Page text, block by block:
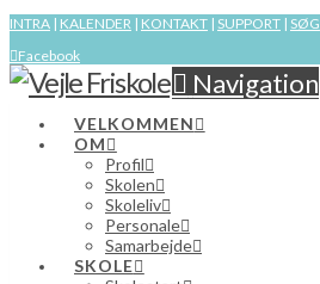
INTRA | KALENDER | KONTAKT | SUPPORT | SØG
Facebook
Navigation
VELKOMMEN
OM
Profil
Skolen
Skoleliv
Personale
Samarbejde
SKOLE